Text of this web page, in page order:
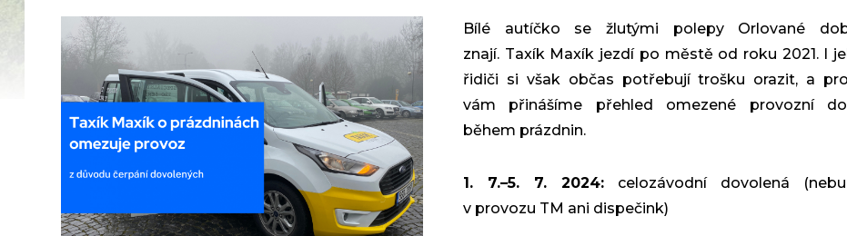
Bílé autíčko se žlutými polepy Orlované
znají. Taxík Maxík jezdí po městě od roku 2021. I
řidiči si však občas potřebují trošku orazit, a
vám přinášíme přehled omezené provozní
během prázdnin.
1. 7.–5. 7. 2024: celozávodní dovolená
v provozu TM ani dispečink)